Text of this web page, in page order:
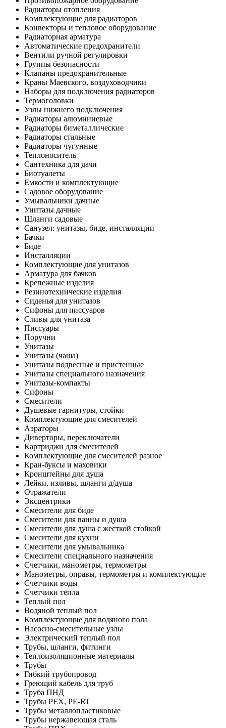
Радиаторы отопления
Комплектующие для радиаторов
Конвекторы и тепловое оборудование
Радиаторная арматура
Автоматические предохранители
Вентили ручной регулировки
Группы безопасности
Клапаны предохранительные
Краны Маевского, воздуховодчики
Наборы для подключения радиаторов
Термоголовки
Узлы нижнего подключения
Радиаторы алюминиевые
Радиаторы биметаллические
Радиаторы стальные
Радиаторы чугунные
Теплоноситель
Сантехника для дачи
Биотуалеты
Емкости и комплектующие
Садовое оборудование
Умывальники дачные
Унитазы дачные
Шланги садовые
Санузел: унитазы, биде, инсталляции
Бачки
Биде
Инсталляции
Комплектующие для унитазов
Арматура для бачков
Крепежные изделия
Резинотехнические изделия
Сиденья для унитазов
Сифоны для писсуаров
Сливы для унитаза
Писсуары
Поручни
Унитазы
Унитазы (чаша)
Унитазы подвесные и пристенные
Унитазы специального назначения
Унитазы-компакты
Сифоны
Смесители
Душевые гарнитуры, стойки
Комплектующие для смесителей
Аэраторы
Диверторы, переключатели
Картриджи для смесителей
Комплектующие для смесителей разное
Кран-буксы и маховики
Кронштейны для душа
Лейки, изливы, шланги д/душа
Отражатели
Эксцентрики
Смесители для биде
Смесители для ванны и душа
Смесители для душа с жесткой стойкой
Смесители для кухни
Смесители для умывальника
Смесители специального назначения
Счетчики, манометры, термометры
Манометры, оправы, термометры и комплектующие
Счетчики воды
Счетчики тепла
Теплый пол
Водяной теплый пол
Комплектующие для водяного пола
Насосно-смесительные узлы
Электрический теплый пол
Трубы, шланги, фитинги
Теплоизоляционные материалы
Трубы
Гибкий трубопровод
Греющий кабель для труб
Труба ПНД
Трубы PEX, PE-RT
Трубы металлопластиковые
Трубы нержавеющая сталь